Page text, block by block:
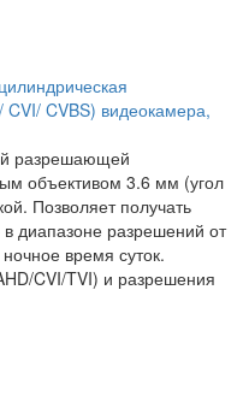
CVBS) видеокамера,
разрешающей
объективом 3.6 мм (угол
Позволяет получать
диапазоне разрешений от
время суток.
CVI/TVI) и разрешения